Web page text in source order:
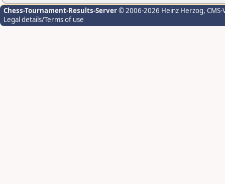
Chess-Tournament-Results-Server© 2006-2026 Heinz Herzog,
Legal details/Terms of use